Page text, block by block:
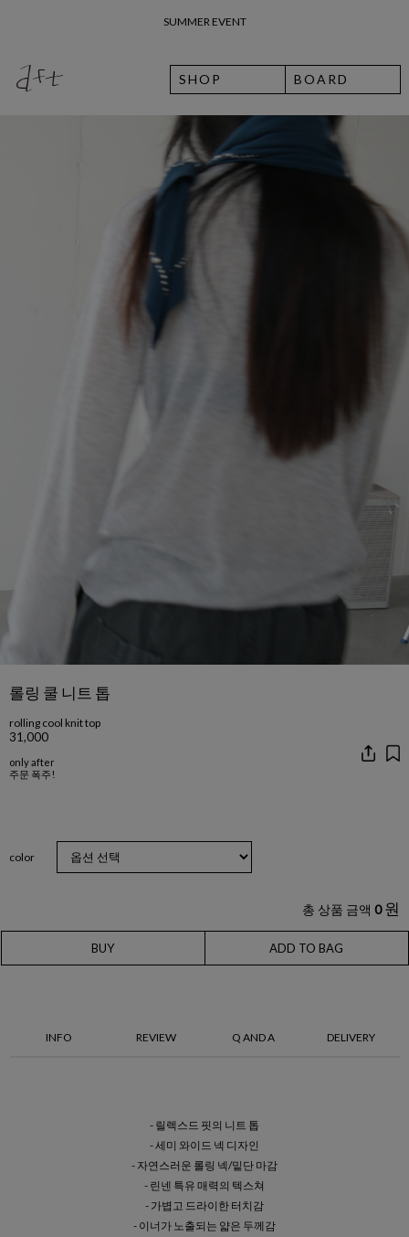
SHOP BOARD
롤링 쿨 니트 톱
rolling cool knit top
31,000
only after
주문 폭주!
color
총 상품 금액 0 원
BUY ADD TO BAG
INFO REVIEW Q AND A DELIVERY
- 릴렉스드 핏의 니트 톱
- 세미 와이드 넥 디자인
- 자연스러운 롤링 넥/밑단 마감
- 린넨 특유 매력의 텍스쳐
- 가볍고 드라이한 터치감
- 이너가 노출되는 얇은 두께감